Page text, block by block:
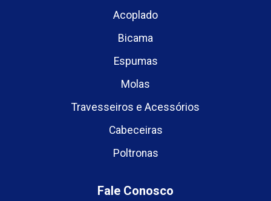
Acoplado
Bicama
Espumas
Molas
Travesseiros e Acessórios
Cabeceiras
Poltronas
Fale Conosco